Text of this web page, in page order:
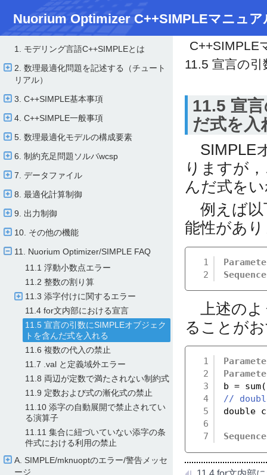
Nuorium Optimizer C++SIMPLEマニュア
1. モデリング言語C++SIMPLEとは
2. 数理最適化問題を記述する（チュート
リアル）
3. C++SIMPLE基本事項
4. C++SIMPLE一般事項
5. 数理最適化モデルの構成要素
6. 制約充足問題ソルバwcsp
7. データファイル
8. 最適化計算制御
9. 出力制御
10. その他の機能
11. Nuorium Optimizer/​SIMPLE FAQ
11.1 浮動小数点エラー
11.2 整数の割り算
11.3 添字付けに関するエラー
11.4 for文内部における宣言
11.5 宣言の引数にSIMPLEオブジェク
トを含んだ式を入れる
11.6 複数の代入の禁止
11.7 .val と定義域外エラー
11.8 両辺が定数で満たされない制約式
11.9 定数および式の漸化式の禁止
11.10 添字の自動展開で禁止されてい
る演算子
11.11 集合に紐づいていない添字の条
件式における利用の禁止
A. SIMPLE/​mknuoptのエラー/​警告メッセ
ージ
C++SIMPLE
11.5 宣言の
11.5 宣
だ式を入
SIMPLE
りますが
んだ式を
例えば以
能性があ
1
2
Sequence
上述のよ
ることが
1
2
3
4
5
6
7
b =
// double
double
Sequence